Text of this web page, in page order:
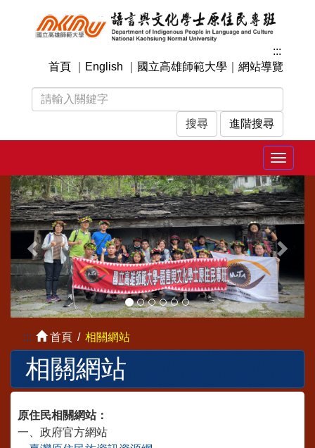
:::
首頁
English 國立高雄師範大學 網站導覽
進階搜尋
Toggle
上
一
張
下
一
::: 首頁 相關網站
相關網站
原住民相關網站：
一、政府官方網站